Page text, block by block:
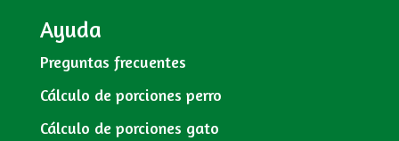
Ayuda
Preguntas frecuentes
Cálculo de porciones perro
Cálculo de porciones gato